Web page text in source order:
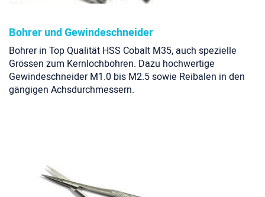
Bohrer und Gewindeschneider
Bohrer in Top Qualität HSS Cobalt M35, auch spezielle
Grössen zum Kernlochbohren. Dazu hochwertige
Gewindeschneider M1.0 bis M2.5 sowie Reibalen in den
gängigen Achsdurchmessern.